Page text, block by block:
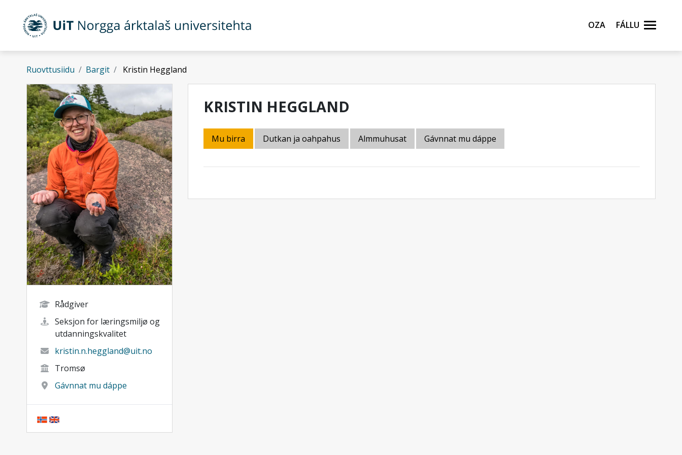
Gå til hovedinnhold
Oza
Fállu
Ruovttusiidu Bargit Kristin Heggland
Rådgiver
Seksjon for læringsmiljø og
utdanningskvalitet
kristin.n.heggland@uit.no
Tromsø
Gávnnat mu dáppe
KRISTIN HEGGLAND
Mu birra Dutkan ja oahpahus Almmuhusat Gávnnat mu dáppe